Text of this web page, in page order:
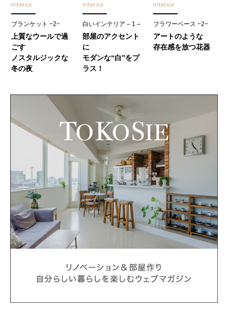
Interior
ブランケット −2−
上質なウールで過
ごす
ノスタルジックな
冬の夜
Interior
白いインテリア – 1 –
部屋のアクセント
に
モダンな“白”をプ
ラス！
Interior
フラワーベース −2−
アートのような
存在感を放つ花器